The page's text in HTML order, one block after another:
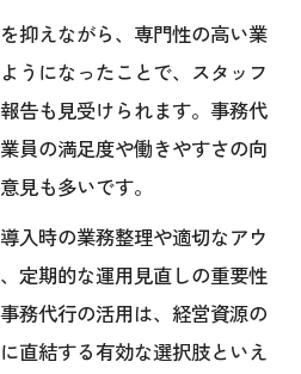
抑えながら、専門性の高い業
うになったことで、スタッフ
告も見受けられます。事務代
員の満足度や働きやすさの向
見も多いです。
入時の業務整理や適切なアウ
定期的な運用見直しの重要性
務代行の活用は、経営資源の
直結する有効な選択肢といえ